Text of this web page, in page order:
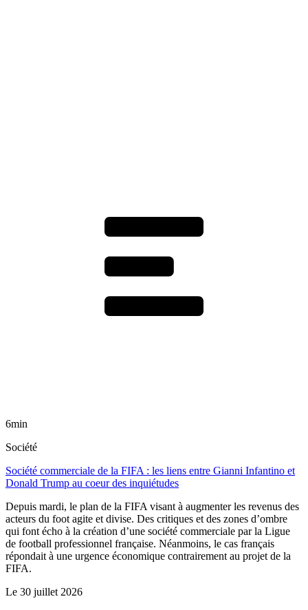
6min
Société
Société commerciale de la FIFA : les liens entre Gianni Infantino et
Donald Trump au coeur des inquiétudes
Depuis mardi, le plan de la FIFA visant à augmenter les revenus des
acteurs du foot agite et divise. Des critiques et des zones d’ombre
qui font écho à la création d’une société commerciale par la Ligue
de football professionnel française. Néanmoins, le cas français
répondait à une urgence économique contrairement au projet de la
FIFA.
Le 30 juillet 2026